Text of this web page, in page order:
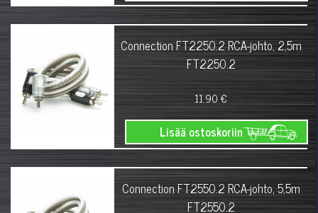
Connection FT2250.2 RCA-johto, 2,5m
FT2250.2
11.90 €
Lisää ostoskoriin
Connection FT2550.2 RCA-johto, 5,5m
FT2550.2